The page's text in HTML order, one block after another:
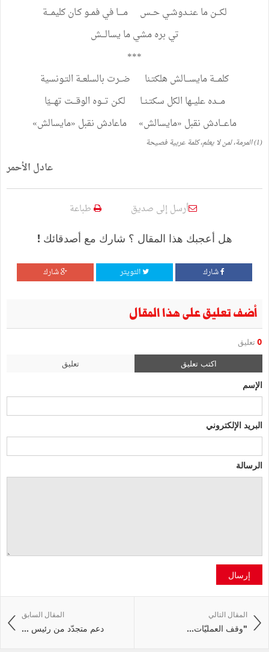
لكـــنماعنــدوشـيحــس مــــافيفمــوكـانكليمـــة
تي برهمشيما يسالـــش
***
كلمـــةمايســـالش هلكتـنا ضــرت بالسلعــة التـونسية
مـــدهعليــها الكل سكتـنــا لكـن تـــوه الوقـــت تهـــيّا
ماعـــادش نقبل «مايسالش» ماعادش نقبل «مايسالش»
(
1
)المرمة،لمنلا يعلم،كلمةعربيةفصيحة
عادل الأحمر
أرسل إلى صديق طباعة
هل أعجبك هذا المقال ؟ شارك مع أصدقائك !
شارك التويتر شارك
أضف تعليق على هذا المقال
0 تعليق
اكتب تعليق تعليق
الإسم
البريد الإلكتروني
الرسالة
إرسال
المقال السابق
دعم متجدّد من رئيس ...
المقال التالي
"وقف‭ ‬العمليّات‭ ...